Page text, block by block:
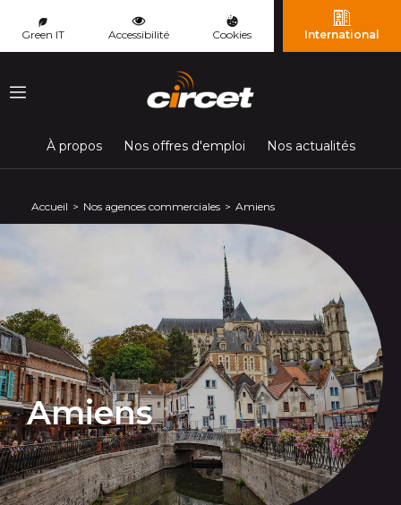
Green IT Accessibilité Cookies International
Menu
À propos Nos offres d'emploi Nos actualités
Accueil Nos agences commerciales Amiens
Amiens